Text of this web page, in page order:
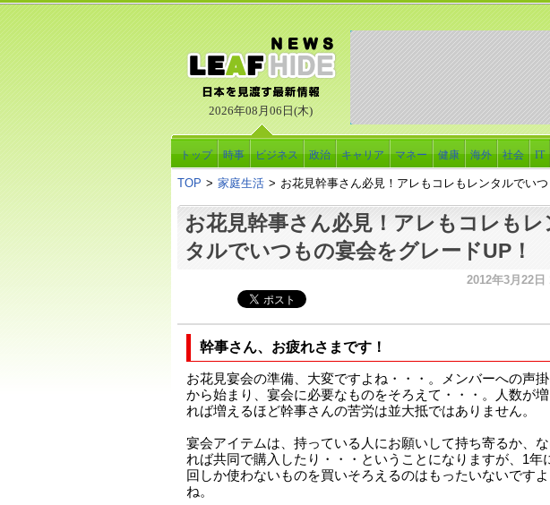
2026年08月06日(木)
トップ 時事 ビジネス 政治 キャリア マネー 健康 海外 社会 IT
TOP > 家庭生活 > お花見幹事さん必見！アレもコレもレンタルでい
お花見幹事さん必見！アレもコレもレ
タルでいつもの宴会をグレードUP！
2012年3月22日
幹事さん、お疲れさまです！
お花見宴会の準備、大変ですよね・・・。メンバーへの声
から始まり、宴会に必要なものをそろえて・・・。人数が増
れば増えるほど幹事さんの苦労は並大抵ではありません。
宴会アイテムは、持っている人にお願いして持ち寄るか、
れば共同で購入したり・・・ということになりますが、1年
回しか使わないものを買いそろえるのはもったいないですよ
ね。